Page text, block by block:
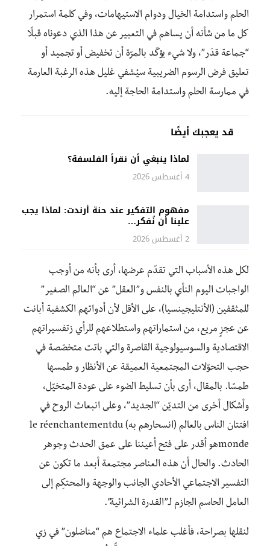
الحلم واستدامة الخيال ودوام الاستيهامات، وفي كلمة استمرار
كل ما من شأنه أن يساهم في التعبير عن هذا الذي دعوناه قبلًا
“جماعة قدَر”، ولا شيء يؤكّد بالمرّة أن تخفيض أو تجميد أو
تعليق فرض الرسوم الضريبية سيُشفي غليل هذه الرغبة العارمة
في ممارسة الحلم واستدامة الحاجة إليه.
قد يعجبك أيضًا
لماذا ينبغي أن نقرأ الفلسفة؟
4 أغسطس 2026
مفهوم التفكير عند حنة أرندت: لماذا يجب
علينا أن نُفكر…
2 أغسطس 2026
لكل هذه الأسباب التي تقدّم عرضها، أرى بأنه من أوجب
الواجبات اليوم النأي بالنفس و”العقل” عن “العالم الصغير”
للمثقفين (الأنتليجينسيا)، على الأقل لأن أدواتهم الكشفية أبانت
عن عجزٍ مريع، من استماراتهم واستطلاعهم للرأي زتفسيراتهم
الاقتصادية والسوسيولوجية القاصرة والتي باتت متخصّصة في
حجب التحوّلات المجتمعية العميقة عن الأنظار و طمسها
طمسًا. بالمقال، أرى بأن تسليط الضوء على عودة المتخيّل،
وأشكال أخرى من التديّن “الجديد”، وعلى انبعاث الروح في
افتتان الناس بالعالم (انسحارهم به) le réenchantementdu
mondeهو أقدر على فتح أعيننا على عمق الحدث وجوهر
الحادث. والحال أن هذه العناصر مجتمعة أبعد ما تكون عن
التفسير الاجتماعي الأحادي الجانب والوجهة والمحتكِم إلى
العامل الحاسم الجازم لـ”القدرة الشرائية”.
لنقلها بصراحة، فأغلب علماء الاجتماع هم “مناضلون” في زي